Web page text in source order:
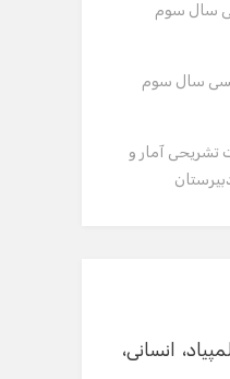
سال سوم
سال سوم
تشریحی آمار و
المپیاد
انسانی